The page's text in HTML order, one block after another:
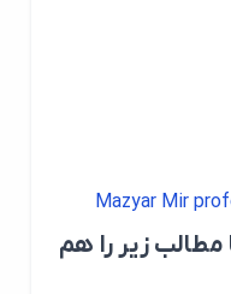
Mazyar Mir
زیر را هم